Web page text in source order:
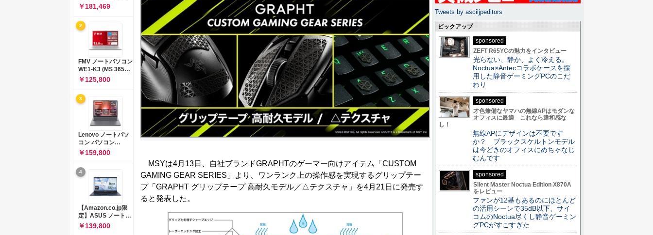
MSYは4月13日、自社ブランドGRAPHTのゲーマー向けアイテム「CUSTOM
GAMING GEAR SERIES」より、ワンランク上の操作感を実現するグリップテー
プ「GRAPHT グリップテープ 高耐久モデル／△テクスチャ」を4月21日に発売す
ると発表した。
コン 15-fd 15.6イン
チ インテル Core 5
120U メモリ16GB
SSD512GB
Windows 11
Microsoft Office
2024搭載 WPS
Office搭載 カメラシ
ャッター 指紋認証 薄
型 Copilotキー搭載
ナチュラルシルバー
￥181,469
2
FMV ノートパソコン
WE1-K3 (MS 365
Personal/Copilotキ
ー搭載/Win 11/15.6
型/Core
i5/16GB/SSD
512GB/ホワイト)
FMVWK3E15W_AZ
￥125,800
3
Lenovo ノートパソ
コン パソコン
IdeaPad Slim 3 14.0
インチ AMD
Ryzen™ 5 8640HS
メモリ16GB
SSD512GB
Microsoft 365 試用
版 Windows11 バッ
テリー駆動12.6時間
重量1.39kg ルナグレ
ー 83K9003JJP ノー
トPC
￥159,800
4
【Amazon.co.jp限
定】ASUS ノートパ
ソコン Vivobook 15
M1502NAQ 15.6イ
￥139,800
Tweets by asciijpeditors
ピックアップ
sponsored
ZEFT R65YCの魅力をインタビュー
光らない、静か、よく冷える。
Noctua×Antecコラボケースを採
用した静音ゲーミングPCのこだ
わり
sponsored
才色兼備なヤマハの無線APはモダンな
オフィスに最適 これなら違和感な
し！
無線APにデザインは不要です
か？ ブラックスケルトンモデル
は今どきのオフィスにめちゃなじ
むんです
sponsored
Silent Master Noctua Edition X870A
をレビュー
ファンが12基もあるのにほとんど
の活用シーンで35dB以下、サイ
コムのNoctua尽くし静音ゲーミン
グPCがすごすぎた